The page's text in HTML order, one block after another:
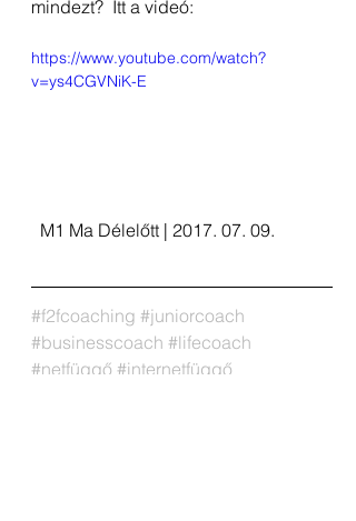
mindezt?  Itt a videó:
https://www.youtube.com/watch?
v=ys4CGVNiK-E
  M1 Ma Délelőtt | 2017. 07. 09.
#f2fcoaching #juniorcoach
#businesscoach #lifecoach
#netfüggő #internetfüggő